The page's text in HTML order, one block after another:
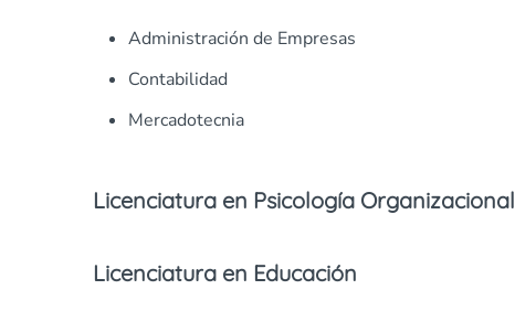
Administración de Empresas
Contabilidad
Mercadotecnia
Licenciatura en Psicología Organizacional
Licenciatura en Educación